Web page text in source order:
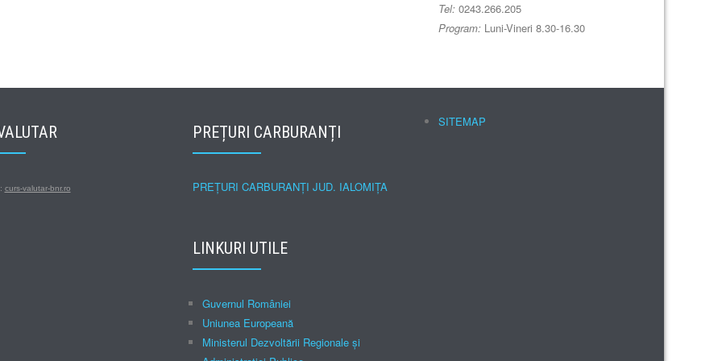
Tel:0243.266.205
Program:Luni-Vineri 8.30-16.30
curs-valutar-bnr.ro
PREȚURI CARBURANȚI
PREȚURI CARBURANȚI JUD. IALOMIȚA
LINKURI UTILE
Guvernul României
Uniunea Europeană
Ministerul Dezvoltării Regionale şi
SITEMAP